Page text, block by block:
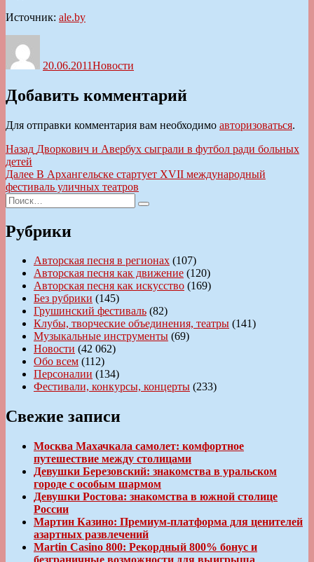
Источник: ale.by
20.06.2011Новости
Добавить комментарий
Для отправки комментария вам необходимо авторизоваться.
Навигация
по
записям
Назад Предыдущая
Дворкович и Авербух сыграли в футбол ради больных
детей
Далее Следующая
запись:
В Архангельске стартует XVII международный
фестиваль уличных театров
Искать:
Поиск
Рубрики
Авторская песня в регионах (107)
Авторская песня как движение (120)
Авторская песня как искусство (169)
Без рубрики (145)
Грушинский фестиваль (82)
Клубы, творческие объединения, театры (141)
Музыкальные инструменты (69)
Новости (42 062)
Обо всем (112)
Персоналии (134)
Фестивали, конкурсы, концерты (233)
Свежие записи
Москва Махачкала самолет: комфортное
путешествие между столицами
Девушки Березовский: знакомства в уральском
городе с особым шармом
Девушки Ростова: знакомства в южной столице
России
Мартин Казино: Премиум-платформа для ценителей
азартных развлечений
Martin Casino 800: Рекордный 800% бонус и